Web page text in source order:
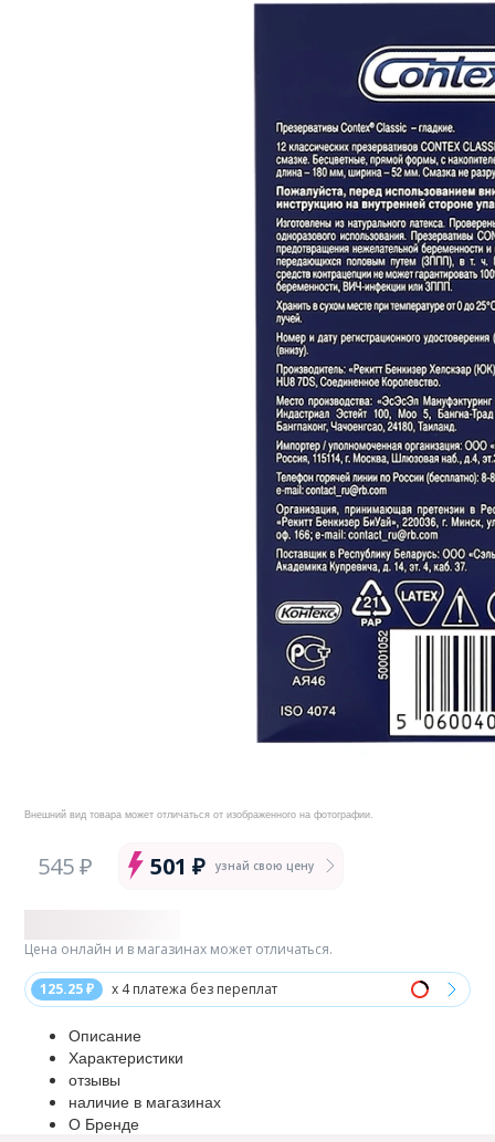
Внешний вид товара может отличаться от изображенного на фотографии.
545 ₽ 501 ₽ узнай свою цену
125.25 ₽ x 4 платежа без переплат
Цена онлайн и в магазинах может отличаться.
Описание
Характеристики
отзывы
наличие в магазинах
О Бренде